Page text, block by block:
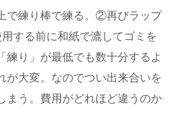
で練り棒で練る。②再びラップ
する前に和紙で漉してゴミを
り」が最低でも数十分するよ
が大変。なのでつい出来合いを
まう。費用がどれほど違うのか